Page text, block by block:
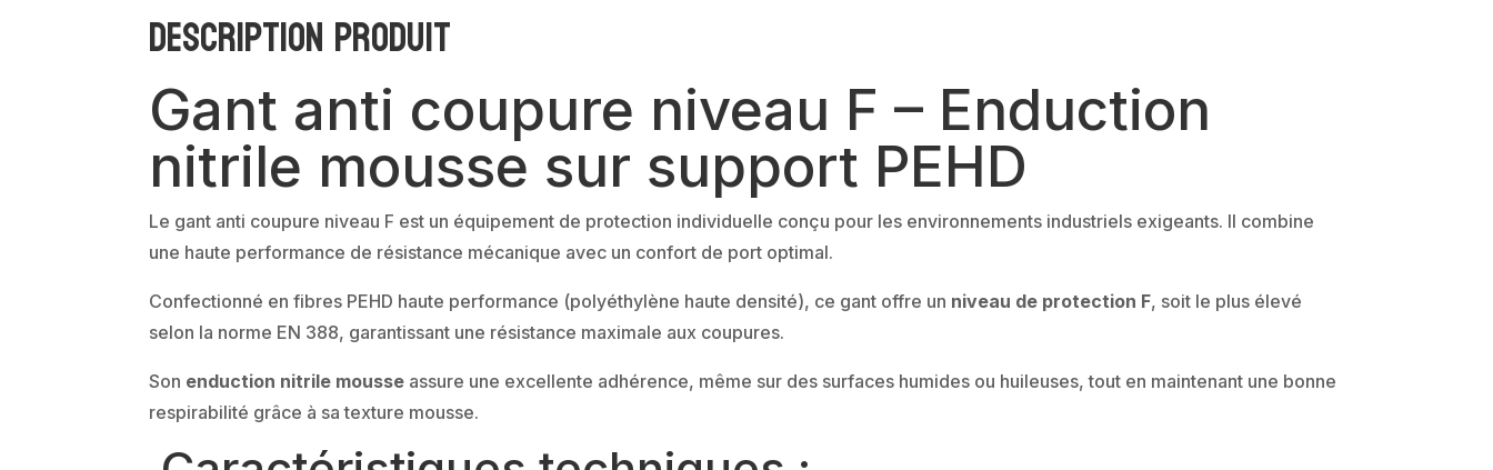
paires
Description produit
Gant anti coupure niveau F – Enduction
nitrile mousse sur support PEHD
Le gant anti coupure niveau F est un équipement de protection individuelle conçu pour les environnements industriels exigeants. Il combine
une haute performance de résistance mécanique avec un confort de port optimal.
Confectionné en fibres PEHD haute performance (polyéthylène haute densité), ce gant offre un niveau de protection F, soit le plus élevé
selon la norme EN 388, garantissant une résistance maximale aux coupures.
Son enduction nitrile mousse assure une excellente adhérence, même sur des surfaces humides ou huileuses, tout en maintenant une bonne
respirabilité grâce à sa texture mousse.